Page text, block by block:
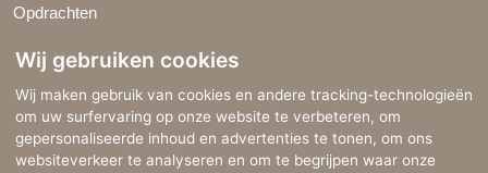
Opdrachten
Google Reviews
BoDu Workshops Schapenvachtvilten wordt gewaardeerd met
5.0sterrenvan de 5 sterren!
Lees alle reviews
Wij gebruiken cookies
Wij maken gebruik van cookies en andere tracking-technologieën
om uw surfervaring op onze website te verbeteren, om
gepersonaliseerde inhoud en advertenties te tonen, om ons
websiteverkeer te analyseren en om te begrijpen waar onze